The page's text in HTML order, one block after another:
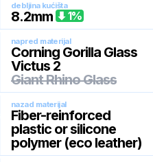
debljina kućišta
8.2mm 1%
napred materijal
Corning Gorilla Glass
Victus 2
Giant Rhino Glass
nazad materijal
Fiber-reinforced
plastic or silicone
polymer (eco leather)